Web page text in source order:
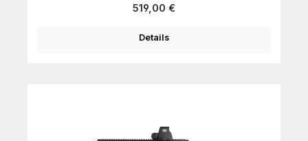
Regulärer Preis:
519,00 €
Details